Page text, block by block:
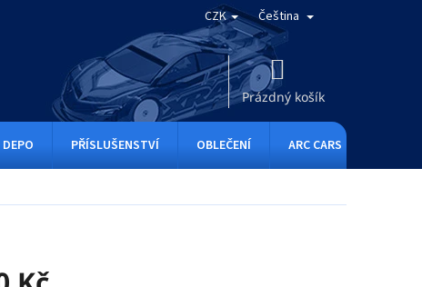
CZK Čeština
KOŠÍK
Prázdný košík
DEPO PŘÍSLUŠENSTVÍ OBLEČENÍ ARC CARS